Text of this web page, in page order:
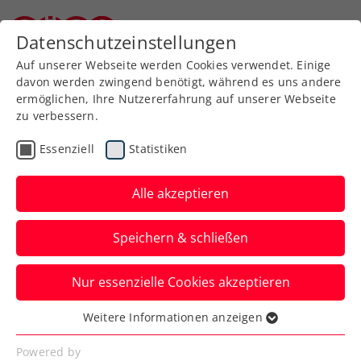
Zurück zur Newsübersicht
Davis Cup
Davis Cup Österreich –
Finnland live auf ORF
SPORT+ und ÖTV TV
So seid ihr live dabei, wenn die ÖTV-
Herren den Kampf um einen Platz beim
Finalturnier 2025 aufnehmen.
Verfasst von: Manuel Wachta, 17.01.2025
Datenschutzeinstellungen
Auf unserer Webseite werden Cookies verwendet. Einige
davon werden zwingend benötigt, während es uns andere
ermöglichen, Ihre Nutzererfahrung auf unserer Webseite
zu verbessern.
Essenziell Statistiken
Alle akzeptieren
Speichern & schließen
Nur essenzielle Cookies akzeptieren
Essenziell
Essenzielle Cookies werden für grundlegende
Weitere Informationen anzeigen
Powered by